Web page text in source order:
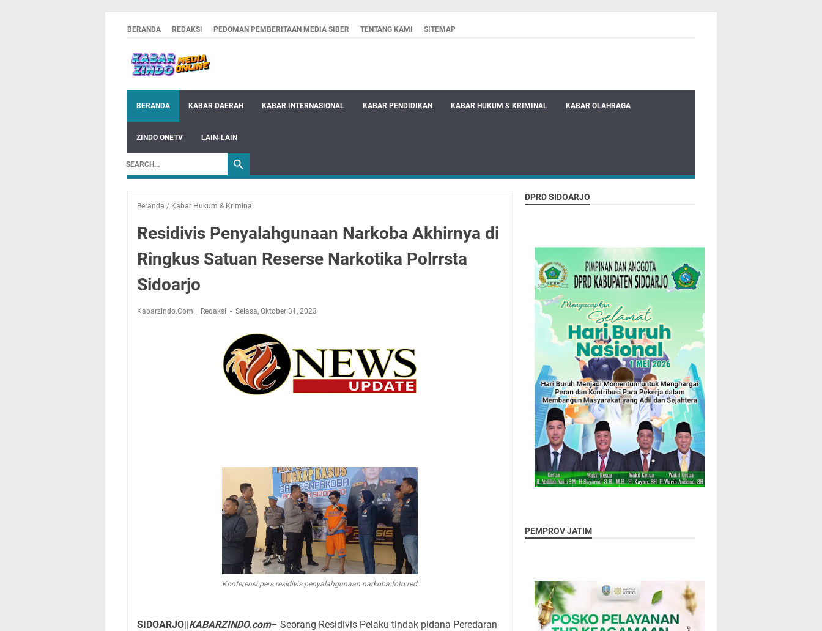
BERANDA REDAKSI PEDOMAN PEMBERITAAN MEDIA SIBER TENTANG KAMI SITEMAP
BERANDA KABAR DAERAH KABAR INTERNASIONAL KABAR PENDIDIKAN KABAR HUKUM & KRIMINAL KABAR OLAHRAGA
ZINDO ONETV LAIN-LAIN
Beranda / Kabar Hukum & Kriminal
Residivis Penyalahgunaan Narkoba Akhirnya di
Ringkus Satuan Reserse Narkotika Polrrsta
Sidoarjo
Kabarzindo.Com || Redaksi Selasa, Oktober 31, 2023
Konferensi pers residivis penyalahgunaan narkoba.foto:red
SIDOARJO||KABARZINDO.com– Seorang Residivis Pelaku tindak pidana Peredaran
DPRD SIDOARJO
PEMPROV JATIM